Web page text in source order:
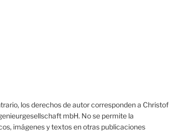
los derechos de autor corresponden a Christof
mbH. No se permite la
imágenes y textos en otras publicaciones